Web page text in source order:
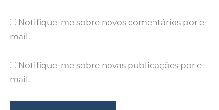
Notifique-me sobre novos comentários por e-
mail.
Notifique-me sobre novas publicações por e-
mail.